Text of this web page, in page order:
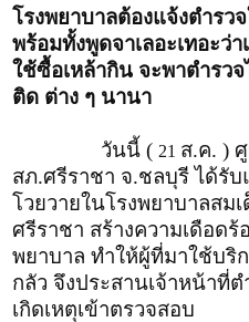
โรงพยาบาลต้องแจ้งตำรว
พร้อมทั้งพูดจาเลอะเทอะว่
ใช้ซื้อเหล้ากิน จะพาตำรว
ติด ต่าง ๆ นานา
วันนี้ ( 21 ส.ค. )
สภ.ศรีราชา จ.ชลบุรี ได้รับ
โวยวายในโรงพยาบาลสม
ศรีราชา สร้างความเดือด
พยาบาล ทำให้ผู้ที่มาใช้บริ
กลัว จึงประสานเจ้าหน้าที่
เกิดเหตุเข้าตรวจสอบ